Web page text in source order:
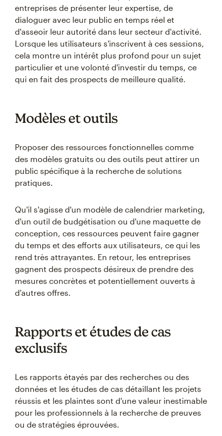
entreprises de présenter leur expertise, de
dialoguer avec leur public en temps réel et
d'asseoir leur autorité dans leur secteur d'activité.
Lorsque les utilisateurs s'inscrivent à ces sessions,
cela montre un intérêt plus profond pour un sujet
particulier et une volonté d'investir du temps, ce
qui en fait des prospects de meilleure qualité.
Modèles et outils
Proposer des ressources fonctionnelles comme
des modèles gratuits ou des outils peut attirer un
public spécifique à la recherche de solutions
pratiques.
Qu'il s'agisse d'un modèle de calendrier marketing,
d'un outil de budgétisation ou d'une maquette de
conception, ces ressources peuvent faire gagner
du temps et des efforts aux utilisateurs, ce qui les
rend très attrayantes. En retour, les entreprises
gagnent des prospects désireux de prendre des
mesures concrètes et potentiellement ouverts à
d'autres offres.
Rapports et études de cas
exclusifs
Les rapports étayés par des recherches ou des
données et les études de cas détaillant les projets
réussis et les plaintes sont d'une valeur inestimable
pour les professionnels à la recherche de preuves
ou de stratégies éprouvées.